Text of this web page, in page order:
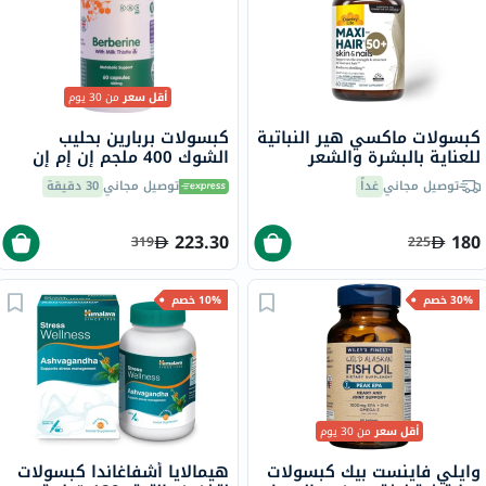
كبسولات ماكسي هير النباتية
للعناية بالبشرة والشعر
كاونتري لايف، 60 كبسولة
توصيل مجانيغداً
180
225
أقل سعرمن 30 يوم
كبسولات بربارين بحليب
الشوك 400 ملجم إن إم إن
بايو، لدعم الكبد - 60 كبسولة
توصيل مجاني30 دقيقة
223.30
319
30% خصم
أقل سعرمن 30 يوم
وايلي فاينست بيك كبسولات
10% خصم
هيمالايا أشفاغاندا كبسولات